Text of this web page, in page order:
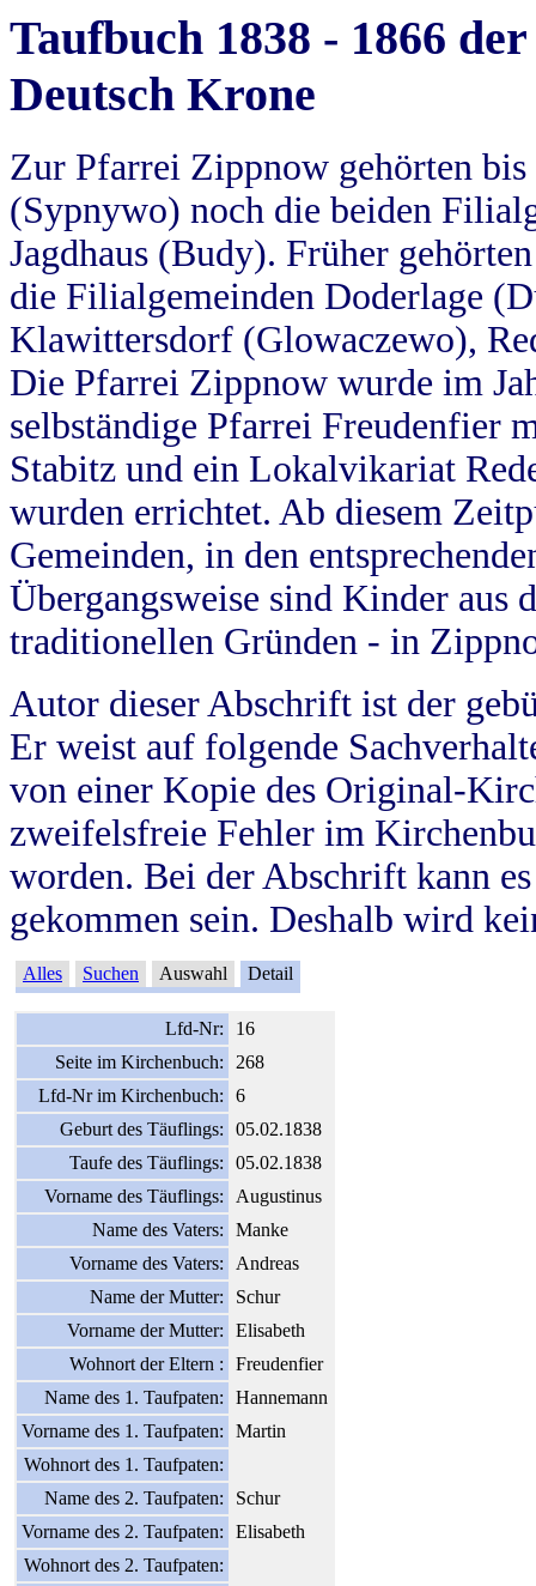
Taufbuch 1838 - 1866
Deutsch Krone
Zur Pfarrei Zippnow gehörten
(Sypnywo) noch die beiden
Jagdhaus (Budy). Früher
die Filialgemeinden Doderlage
Klawittersdorf (Glowaczewo),
Die Pfarrei Zippnow wurde im
selbständige Pfarrei Freudenfier
Stabitz und ein Lokalvikariat
wurden errichtet. Ab diesem
Gemeinden, in den
Übergangsweise sind Kinder aus
traditionellen Gründen - in
Autor dieser Abschrift ist der
Er weist auf folgende
von einer Kopie des Original-
zweifelsfreie Fehler im
worden. Bei der Abschrift kann
gekommen sein. Deshalb wird
Alles Suchen Auswahl Detail
Lfd-Nr:
16
Seite im Kirchenbuch:
268
Lfd-Nr im Kirchenbuch:
6
Geburt des Täuflings:
05.02.1838
Taufe des Täuflings:
05.02.1838
Vorname des Täuflings:
Augustinus
Name des Vaters:
Manke
Vorname des Vaters:
Andreas
Name der Mutter:
Schur
Vorname der Mutter:
Elisabeth
Wohnort der Eltern :
Freudenfier
Name des 1. Taufpaten:
Hannemann
Vorname des 1. Taufpaten:
Martin
Wohnort des 1. Taufpaten:
Name des 2. Taufpaten:
Schur
Vorname des 2. Taufpaten:
Elisabeth
Wohnort des 2. Taufpaten: